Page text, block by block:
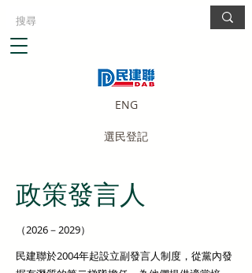
ENG
選民登記
政策發言人
（2026－2029）
民建聯於2004年起設立副發言人制度，從黨內發